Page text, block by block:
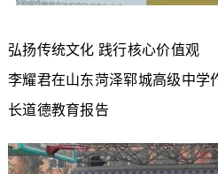
弘扬传统文化 践行核心价值观
李耀君在山东菏泽郓城高级中学
长道德教育报告